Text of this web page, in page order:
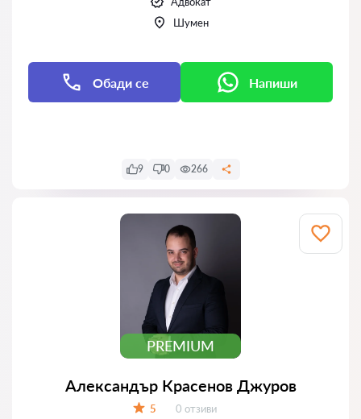
Шумен
Обади се Напиши
9 0 266
PREMIUM
Александър Красенов Джуров
5 Отзиви:
0 отзиви